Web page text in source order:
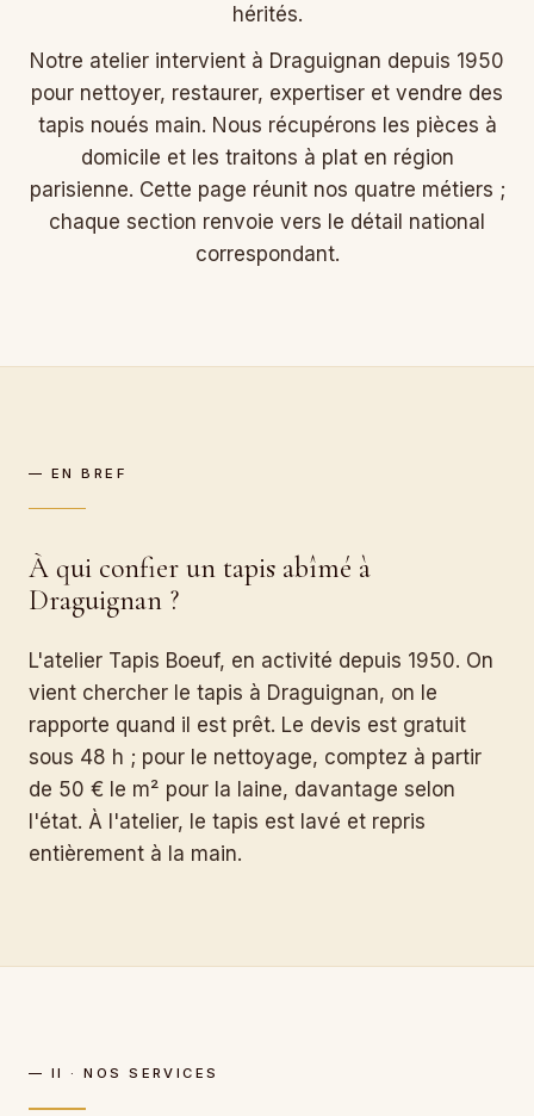
hérités.
Notre atelier intervient à Draguignan depuis 1950
pour nettoyer, restaurer, expertiser et vendre des
tapis noués main. Nous récupérons les pièces à
domicile et les traitons à plat en région
parisienne. Cette page réunit nos quatre métiers ;
chaque section renvoie vers le détail national
correspondant.
— EN BREF
À qui confier un tapis abîmé à
Draguignan ?
L'atelier Tapis Boeuf, en activité depuis 1950. On
vient chercher le tapis à Draguignan, on le
rapporte quand il est prêt. Le devis est gratuit
sous 48 h ; pour le nettoyage, comptez à partir
de 50 € le m² pour la laine, davantage selon
l'état. À l'atelier, le tapis est lavé et repris
entièrement à la main.
— II · NOS SERVICES